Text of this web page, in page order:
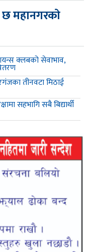
महानगरकाे
क्लबको सेवाभाव,
तीनवटा मिठाई
सहभागि सबै बिद्यार्थी